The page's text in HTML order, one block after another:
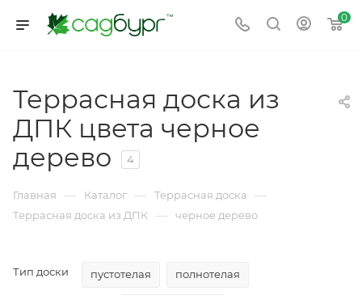
0
Террасная доска из
ДПК цвета черное
дерево
4
Главная — Каталог — Террасная доска —
Террасная доска из ДПК — черное дерево
Тип доски пустотелая полнотелая